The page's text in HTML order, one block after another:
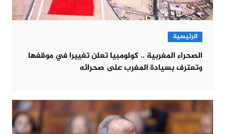
الرئيسية
الصحراء المغربية .. كولومبيا تعلن تغييرا في موقفها
وتعترف بسيادة المغرب على صحرائه